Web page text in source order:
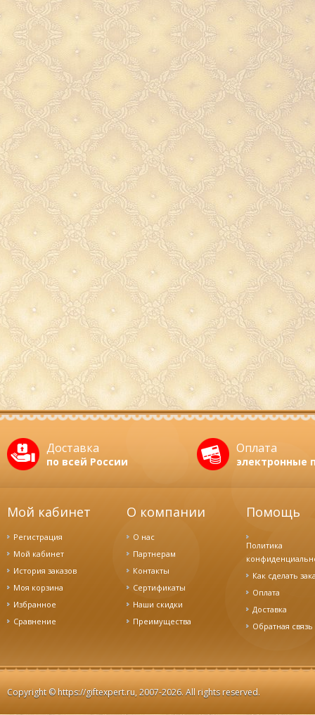
Доставка
по всей России
Оплата
электронные
Мой кабинет
Регистрация
Мой кабинет
История заказов
Моя корзина
Избранное
Cравнение
О компании
О нас
Партнерам
Контакты
Сертификаты
Наши скидки
Преимущества
Помощь
Политика
Как сделать
Оплата
Доставка
Обратная связь
Copyright ©https://giftexpert.ru, 2007-2026. All rights reserved.